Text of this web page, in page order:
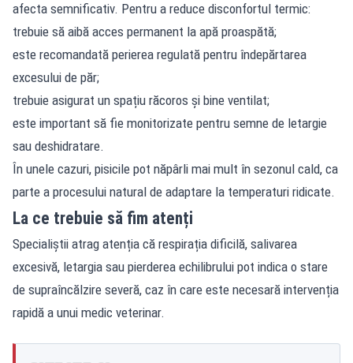
afecta semnificativ. Pentru a reduce disconfortul termic:
trebuie să aibă acces permanent la apă proaspătă;
este recomandată perierea regulată pentru îndepărtarea
excesului de păr;
trebuie asigurat un spațiu răcoros și bine ventilat;
este important să fie monitorizate pentru semne de letargie
sau deshidratare.
În unele cazuri, pisicile pot năpârli mai mult în sezonul cald, ca
parte a procesului natural de adaptare la temperaturi ridicate.
La ce trebuie să fim atenți
Specialiștii atrag atenția că respirația dificilă, salivarea
excesivă, letargia sau pierderea echilibrului pot indica o stare
de supraîncălzire severă, caz în care este necesară intervenția
rapidă a unui medic veterinar.